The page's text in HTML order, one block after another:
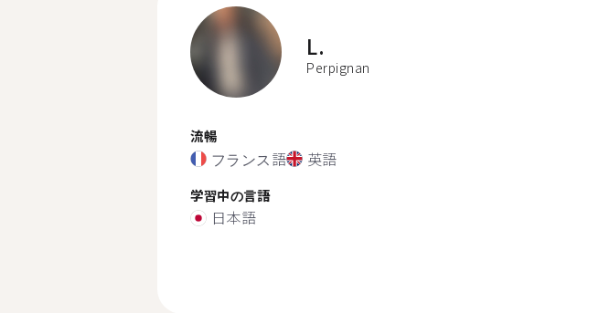
L.
Perpignan
流暢
フランス語 英語
学習中の言語
日本語